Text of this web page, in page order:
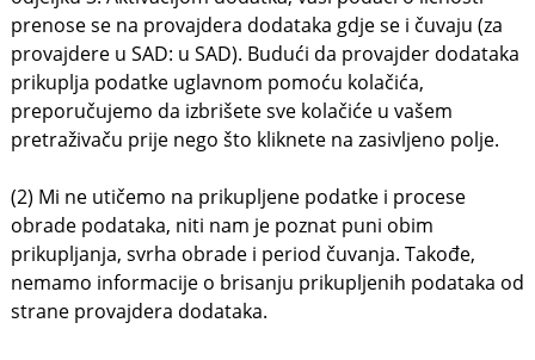
prenose se na provajdera dodataka gdje se i čuvaju (za
provajdere u SAD: u SAD). Budući da provajder dodataka
prikuplja podatke uglavnom pomoću kolačića,
preporučujemo da izbrišete sve kolačiće u vašem
pretraživaču prije nego što kliknete na zasivljeno polje.
(2) Mi ne utičemo na prikupljene podatke i procese
obrade podataka, niti nam je poznat puni obim
prikupljanja, svrha obrade i period čuvanja. Takođe,
nemamo informacije o brisanju prikupljenih podataka od
strane provajdera dodataka.